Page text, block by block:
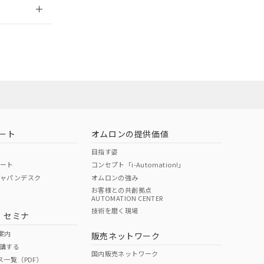
O O
ページへ
ください
ト
ト
パンデスク
セミナ
内
する
覧（PDF）
オムロンの提供価値
目指す姿
コンセプト「i-Automation!」
オムロンの強み
お客様との共創拠点
AUTOMATION CENTER
技術を磨く現場
販売ネットワーク
国内販売ネットワーク